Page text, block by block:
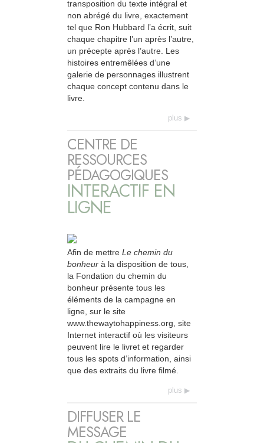
transposition du texte intégral et
non abrégé du livre, exactement
tel que Ron Hubbard l’a écrit, suit
chaque chapitre l’un après l’autre,
un précepte après l’autre. Les
histoires entremêlées d’une
galerie de personnages illustrent
chaque concept contenu dans le
livre.
plus
CENTRE DE
RESSOURCES
PÉDAGOGIQUES
INTERACTIF EN
LIGNE
Afin de mettre Le chemin du
bonheur à la disposition de tous,
la Fondation du chemin du
bonheur présente tous les
éléments de la campagne en
ligne, sur le site
www.thewaytohappiness.org, site
Internet interactif où les visiteurs
peuvent lire le livret et regarder
tous les spots d’information, ainsi
que des extraits du livre filmé.
plus
DIFFUSER LE
MESSAGE